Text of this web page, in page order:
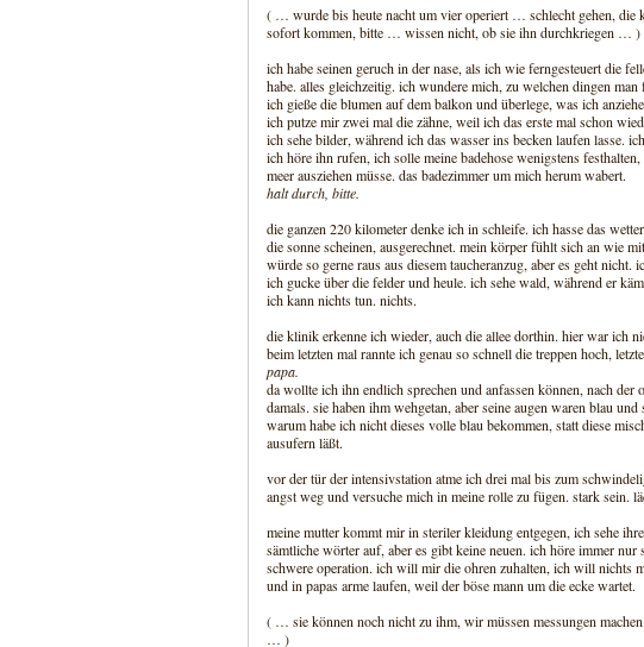
( … wurde bis heute nacht um vier operiert … schlecht gehen, die
sofort kommen, bitte … wissen nicht, ob sie ihn durchkriegen … )
ich habe seinen geruch in der nase, als ich wie ferngesteuert die
habe. alles gleichzeitig. ich wundere mich, zu welchen dingen
ich gieße die blumen auf dem balkon und überlege, was ich
ich putze mir zwei mal die zähne, weil ich das erste mal schon
ich sehe bilder, während ich das wasser ins becken laufen lasse.
ich höre ihn rufen, ich solle meine badehose wenigstens
meer ausziehen müsse. das badezimmer um mich herum wabert.
halt durch, bitte.
die ganzen 220 kilometer denke ich in schleife. ich hasse das
die sonne scheinen, ausgerechnet. mein körper fühlt sich an wie
würde so gerne raus aus diesem taucheranzug, aber es geht nicht.
ich gucke über die felder und heule. ich sehe wald, während er
ich kann nichts tun. nichts.
die klinik erkenne ich wieder, auch die allee dorthin. hier war ich
beim letzten mal rannte ich genau so schnell die treppen hoch,
papa.
da wollte ich ihn endlich sprechen und anfassen können, nach der
damals. sie haben ihm wehgetan, aber seine augen waren blau
warum habe ich nicht dieses volle blau bekommen, statt diese
ausufern läßt.
vor der tür der intensivstation atme ich drei mal bis zum
angst weg und versuche mich in meine rolle zu fügen. stark sein.
meine mutter kommt mir in steriler kleidung entgegen, ich sehe
sämtliche wörter auf, aber es gibt keine neuen. ich höre immer nur
schwere operation. ich will mir die ohren zuhalten, ich will nichts
und in papas arme laufen, weil der böse mann um die ecke wartet.
( … sie können noch nicht zu ihm, wir müssen messungen
… )